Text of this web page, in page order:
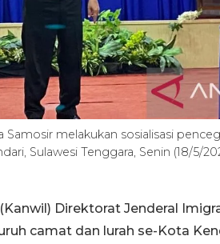
Samosir melakukan sosialisasi
Sulawesi Tenggara, Senin (18/5/
Direktorat Jenderal
camat dan lurah se-Kota